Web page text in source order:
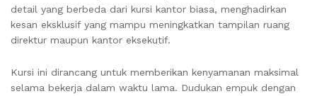
detail yang berbeda dari kursi kantor biasa, menghadirkan
kesan eksklusif yang mampu meningkatkan tampilan ruang
direktur maupun kantor eksekutif.
Kursi ini dirancang untuk memberikan kenyamanan maksimal
selama bekerja dalam waktu lama. Dudukan empuk dengan